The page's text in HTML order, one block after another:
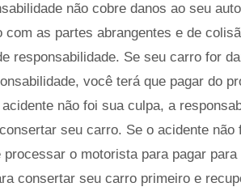
não cobre danos ao seu
com as partes abrangentes e de
responsabilidade. Se seu carro for
você terá que pagar do
não foi sua culpa, a
seu carro. Se o acidente
o motorista para pagar
consertar seu carro primeiro e